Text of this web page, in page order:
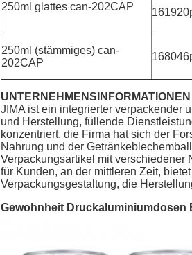
250ml glattes can-202CAP
250ml (stämmiges) can-
202CAP
UNTERNEHMENSINFORMATIONEN
JIMA ist ein integrierter verpackender
und Herstellung, füllende
konzentriert. die Firma hat sich der
Nahrung und der
Verpackungsartikel mit verschiedener
für Kunden, an der mittleren Zeit,
Verpackungsgestaltung, die
Gewohnheit Druckaluminiumdosen